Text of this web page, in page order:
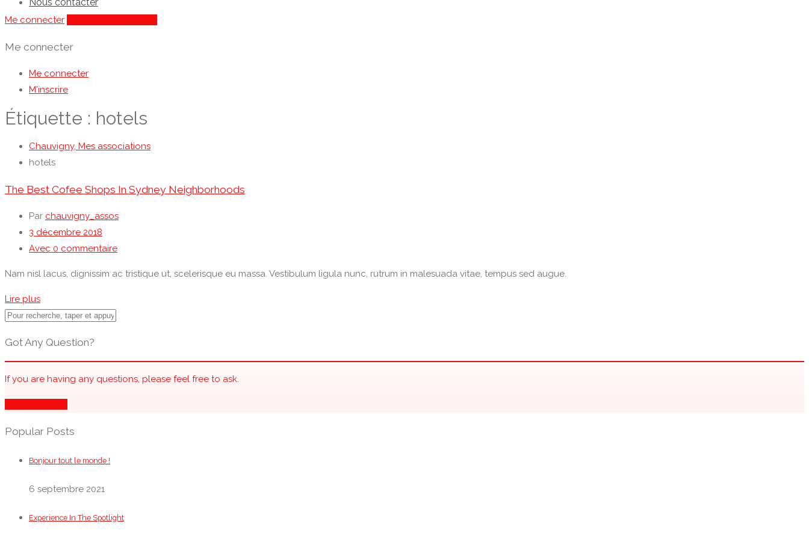
Me connecter
Me connecter
Me connecter
M'inscrire
Étiquette : hotels
Chauvigny, Mes associations
hotels
The Best Cofee Shops In Sydney Neighborhoods
Par chauvigny_assos
3 décembre 2018
Avec 0 commentaire
Nam nisl lacus, dignissim ac tristique ut, scelerisque eu massa. Vestibulum ligula nunc, rutrum in malesuada vitae, tempus sed augue.
Lire plus
Got Any Question?
If you are having any questions, please feel free to ask.
Popular Posts
Bonjour tout le monde !
6 septembre 2021
Experience In The Spotlight